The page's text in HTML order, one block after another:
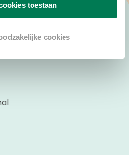
toestaan
cookies